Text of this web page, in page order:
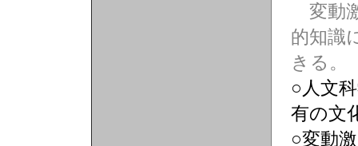
変動
的知識
きる。
○人文
有の文
○変動